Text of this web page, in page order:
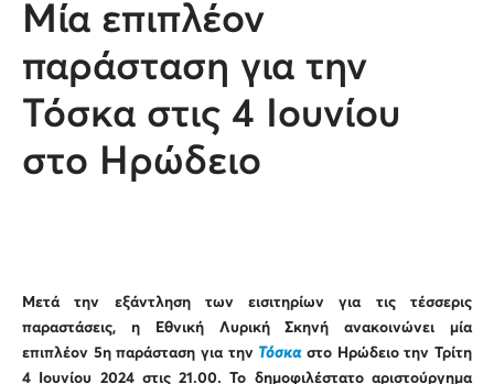
Μία επιπλέον
παράσταση για την
Τόσκα στις 4 Ιουνίου
στο Ηρώδειο
Μετά την εξάντληση των εισιτηρίων για τις τέσσερις
παραστάσεις, η Εθνική Λυρική Σκηνή ανακοινώνει μία
επιπλέον 5η παράσταση για την Τόσκα στο Ηρώδειο την Τρίτη
4 Ιουνίου 2024 στις 21.00. Το δημοφιλέστατο αριστούργημα